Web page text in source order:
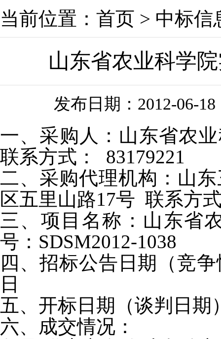
当前位置： 首页 > 中标信
山东省农业科学
发布日期： 2012-06-18
一、采购人：山东省农
联系方式： 83179221
二、采购代理机构：山
区五里山路17号 联系方
三、项目名称：山东省
号：SDSM2012-1038
四、招标公告日期（竞
日
五、开标日期（谈判日期
六、成交情况：